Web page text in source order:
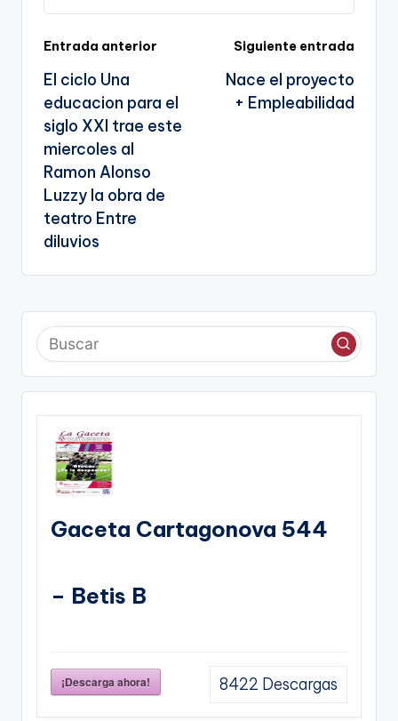
k o
k
p
a
n
sl
a
Navegación
de
entradas
Entrada anterior
El ciclo Una
educacion para el
siglo XXI trae este
miercoles al
Ramon Alonso
Luzzy la obra de
teatro Entre
diluvios
Siguiente entrada
Nace el proyecto
+ Empleabilidad
Gaceta Cartagonova 544
– Betis B
¡Descarga ahora! 8422 Descargas